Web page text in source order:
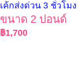
เค้กส่งด่วน 3 ชั่วโมง
ขนาด 2 ปอนด์
฿1,700